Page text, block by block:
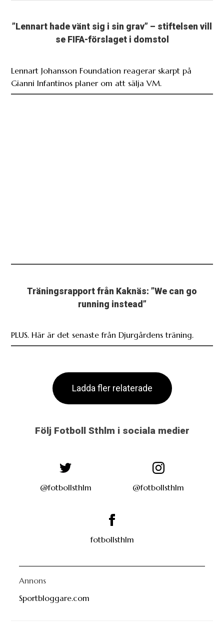
”Lennart hade vänt sig i sin grav” – stiftelsen vill
se FIFA-förslaget i domstol
Lennart Johansson Foundation reagerar skarpt på
Gianni Infantinos planer om att sälja VM.
Träningsrapport från Kaknäs: ”We can go
running instead”
PLUS. Här är det senaste från Djurgårdens träning.
Ladda fler relaterade
Följ Fotboll Sthlm i sociala medier
@fotbollsthlm @fotbollsthlm
fotbollsthlm
Annons
Sportbloggare.com